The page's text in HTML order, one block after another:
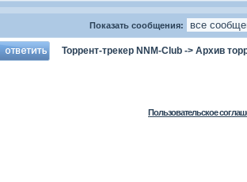
Показать сообщения:
Торрент-трекер NNM-Club -> Архив
Пользовательское